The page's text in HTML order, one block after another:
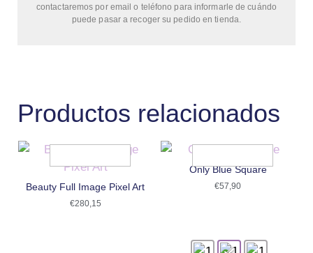
contactaremos por email o teléfono para informarle de cuándo
puede pasar a recoger su pedido en tienda.
Productos relacionados
Beauty Full Image Pixel Art
€280,15
Only Blue Square
€57,90